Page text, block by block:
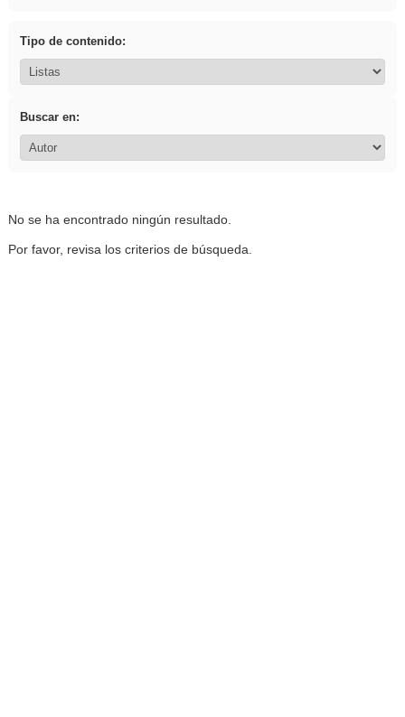
Tipo de contenido:
Buscar en:
No se ha encontrado ningún resultado.
Por favor, revisa los criterios de búsqueda.